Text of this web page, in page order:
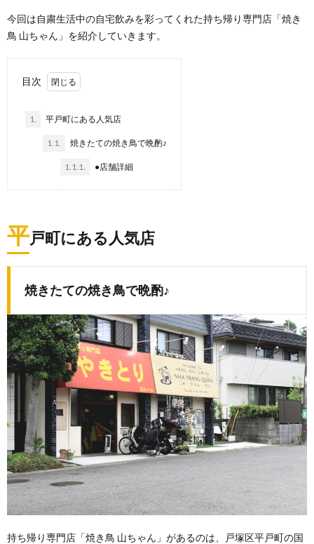
今回は自粛生活中の自宅飲みを彩ってくれた持ち帰り専門店「焼き
鳥 山ちゃん」を紹介していきます。
目次
1. 平戸町にある人気店
1.1. 焼きたての焼き鳥で晩酌♪
1.1.1. ●店舗詳細
平戸町にある人気店
焼きたての焼き鳥で晩酌♪
持ち帰り専門店「焼き鳥 山ちゃん」があるのは、戸塚区平戸町の国